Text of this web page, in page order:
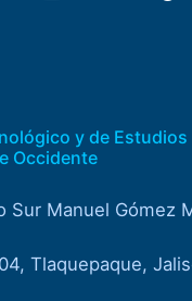
y de Estudios
Occidente
Sur Manuel Gómez
Tlaquepaque,